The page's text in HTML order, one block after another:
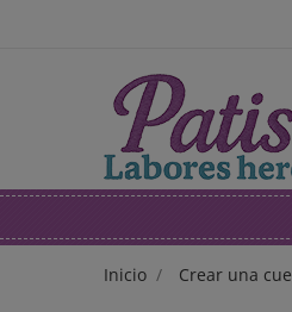
Inicio Crear una